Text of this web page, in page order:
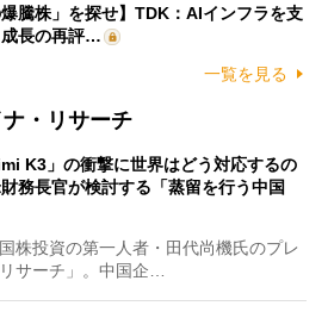
爆騰株」を探せ】TDK：AIインフラを支
長の再評…
一覧を見る
・リサーチ
K3」の衝撃に世界はどう対応するの
務長官が検討する「蒸留を行う中国
株投資の第一人者・田代尚機氏のプレ
サーチ」。中国企…